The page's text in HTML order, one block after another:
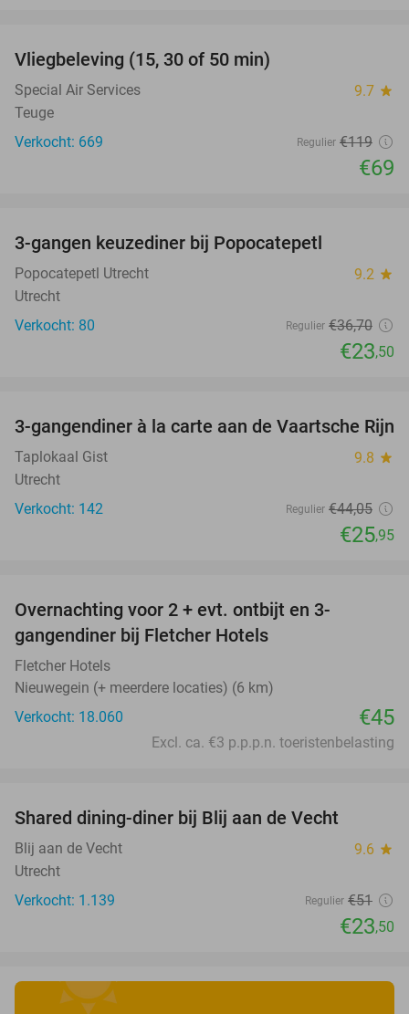
Vliegbeleving (15, 30 of 50 min)
Special Air Services 9.7 star
Teuge
Verkocht: 669
Regulier €119
€69
3-gangen keuzediner bij Popocatepetl
Popocatepetl Utrecht 9.2 star
Utrecht
Verkocht: 80
Regulier €36,70
€23,50
41%
3-gangendiner à la carte aan de Vaartsche Rijn
Taplokaal Gist 9.8 star
Utrecht
Verkocht: 142
Regulier €44,05
€25,95
Overnachting voor 2 + evt. ontbijt en 3-
gangendiner bij Fletcher Hotels
Fletcher Hotels
Nieuwegein (+ meerdere locaties) (6 km)
Verkocht: 18.060
€45
Excl. ca. €3 p.p.p.n. toeristenbelasting
Shared dining-diner bij Blij aan de Vecht
Blij aan de Vecht 9.6 star
Utrecht
Verkocht: 1.139
Regulier €51
€23,50